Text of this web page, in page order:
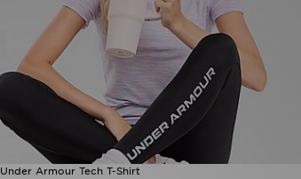
Under Armour Tech T-Shirt